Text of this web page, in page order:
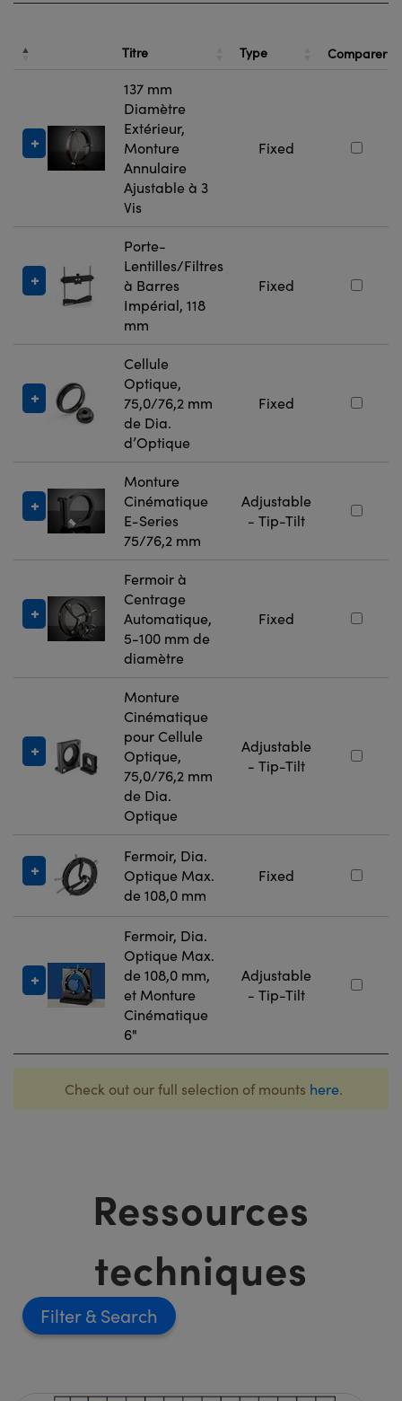
Titre Type Comparer
137 mm
Diamètre
Extérieur,
Monture
Annulaire
Ajustable à 3
Vis
Fixed
Porte-
Lentilles/Filtres
à Barres
Impérial, 118
mm
Fixed
Cellule
Optique,
75,0/76,2 mm
de Dia.
d’Optique
Fixed
Monture
Cinématique
E-Series
75/76,2 mm
Adjustable
- Tip-Tilt
Fermoir à
Centrage
Automatique,
5-100 mm de
diamètre
Fixed
Monture
Cinématique
pour Cellule
Optique,
75,0/76,2 mm
de Dia.
Optique
Adjustable
- Tip-Tilt
Fermoir, Dia.
Optique Max.
de 108,0 mm
Fixed
Fermoir, Dia.
Optique Max.
de 108,0 mm,
et Monture
Cinématique
6"
Adjustable
- Tip-Tilt
Check out our full selection of mounts here.
Ressources
techniques
Filter